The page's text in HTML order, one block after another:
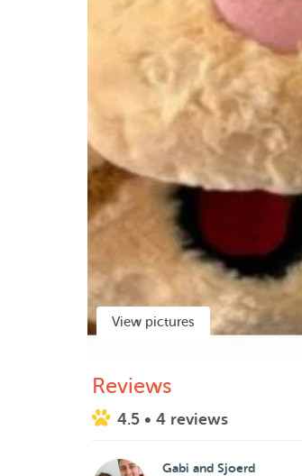
View pictures
Reviews
4.5 • 4 reviews
Gabi and Sjoerd